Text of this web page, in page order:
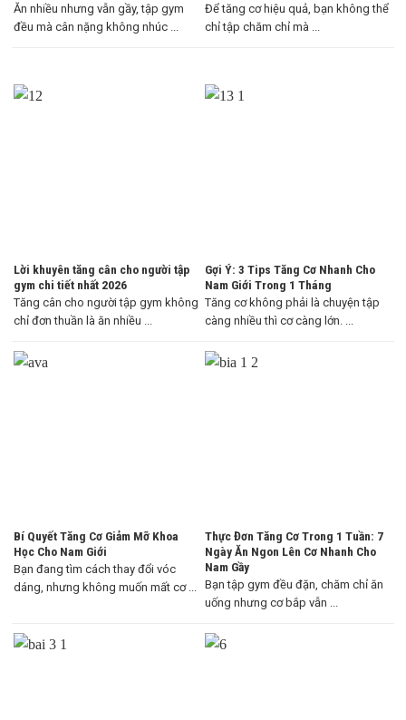
Ăn nhiều nhưng vẫn gầy, tập gym
đều mà cân nặng không nhúc ...
Để tăng cơ hiệu quả, bạn không thể
chỉ tập chăm chỉ mà ...
Lời khuyên tăng cân cho người tập
gym chi tiết nhất 2026
Tăng cân cho người tập gym không
chỉ đơn thuần là ăn nhiều ...
Gợi Ý: 3 Tips Tăng Cơ Nhanh Cho
Nam Giới Trong 1 Tháng
Tăng cơ không phải là chuyện tập
càng nhiều thì cơ càng lớn. ...
Bí Quyết Tăng Cơ Giảm Mỡ Khoa
Học Cho Nam Giới
Bạn đang tìm cách thay đổi vóc
dáng, nhưng không muốn mất cơ ...
Thực Đơn Tăng Cơ Trong 1 Tuần: 7
Ngày Ăn Ngon Lên Cơ Nhanh Cho
Nam Gầy
Bạn tập gym đều đặn, chăm chỉ ăn
uống nhưng cơ bắp vẫn ...